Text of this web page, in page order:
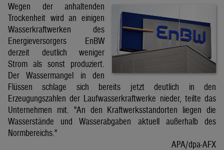
Wegen der anhaltenden
Trockenheit wird an einigen
Wasserkraftwerken des
Energieversorgers EnBW
derzeit deutlich weniger
Strom als sonst produziert.
Der Wassermangel in den
Flüssen schlage sich bereits jetzt deutlich in den
Erzeugungszahlen der Laufwasserkraftwerke nieder, teilte das
Unternehmen mit. "An den Kraftwerksstandorten liegen die
Wasserstände und Wasserabgaben aktuell außerhalb des
Normbereichs."
APA/dpa-AFX